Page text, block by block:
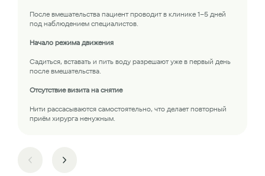
После вмешательства пациент проводит в клинике 1–5 дней
под наблюдением специалистов.
Начало режима движения
Садиться, вставать и пить воду разрешают уже в первый день
после вмешательства.
Отсутствие визита на снятие
Нити рассасываются самостоятельно, что делает повторный
приём хирурга ненужным.